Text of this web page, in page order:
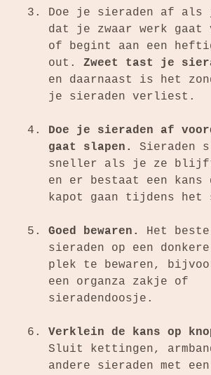
Doe je sieraden af als
dat je zwaar werk gaat
of begint aan een
out. Zweet tast je
en daarnaast is het
je sieraden verliest.
Doe je sieraden af
gaat slapen.
Sieraden
sneller als je ze blijft
en er bestaat een kans
kapot gaan tijdens het
Goed bewaren.
Het
sieraden op een
plek te bewaren,
een organza zakje of
sieradendoosje.
Verklein de kans op
Sluit
kettingen,
andere sieraden met